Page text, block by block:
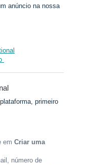
anúncio na nossa
primeiro
em Criar uma
número de